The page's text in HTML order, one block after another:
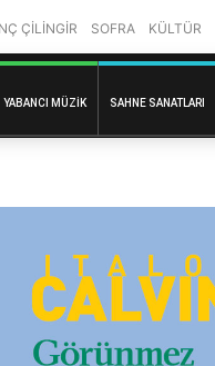
ÇİLİNGİR SOFRA KÜLTÜR
YABANCI MÜZIK SAHNE SANATLARI